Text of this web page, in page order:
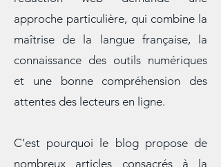
pour être lu, compris et visible. La
rédaction web demande une
approche particulière, qui combine la
maîtrise de la langue française, la
connaissance des outils numériques
attentes des lecteurs en ligne.